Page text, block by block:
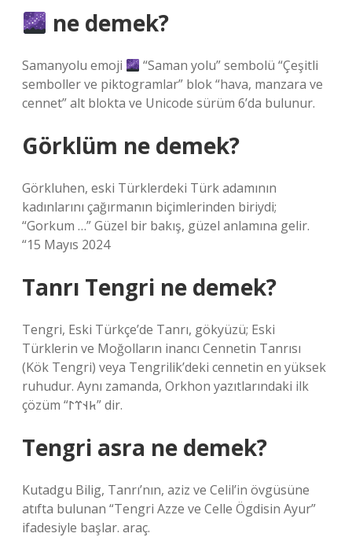
ne demek?
Samanyolu emoji
“Saman yolu” sembolü “Çeşitli
semboller ve piktogramlar” blok “hava, manzara ve
cennet” alt blokta ve Unicode sürüm 6’da bulunur.
Görklüm ne demek?
Görkluhen, eski Türklerdeki Türk adamının
kadınlarını çağırmanın biçimlerinden biriydi;
“Gorkum …” Güzel bir bakış, güzel anlamına gelir.
“15 Mayıs 2024
Tanrı Tengri ne demek?
Tengri, Eski Türkçe’de Tanrı, gökyüzü; Eski
Türklerin ve Moğolların inancı Cennetin Tanrısı
(Kök Tengri) veya Tengrilik’deki cennetin en yüksek
ruhudur. Aynı zamanda, Orkhon yazıtlarındaki ilk
çözüm “𐱅𐰭𐰼𐰃” dir.
Tengri asra ne demek?
Kutadgu Bilig, Tanrı’nın, aziz ve Celil’in övgüsüne
atıfta bulunan “Tengri Azze ve Celle Ögdisin Ayur”
ifadesiyle başlar. araç.